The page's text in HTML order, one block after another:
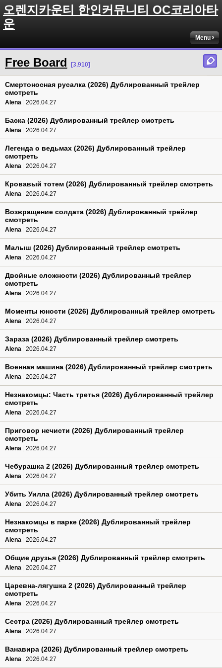
오렌지카운티 한인커뮤니티 OC코리아타
운
Menu
Free Board [3,910]
Смертоносная русалка (2026) Дублированный трейлер
смотреть
Alena 2026.04.27
Баска (2026) Дублированный трейлер смотреть
Alena 2026.04.27
Легенда о ведьмах (2026) Дублированный трейлер
смотреть
Alena 2026.04.27
Кровавый тотем (2026) Дублированный трейлер смотреть
Alena 2026.04.27
Возвращение солдата (2026) Дублированный трейлер
смотреть
Alena 2026.04.27
Малыш (2026) Дублированный трейлер смотреть
Alena 2026.04.27
Двойные сложности (2026) Дублированный трейлер
смотреть
Alena 2026.04.27
Моменты юности (2026) Дублированный трейлер смотреть
Alena 2026.04.27
Зараза (2026) Дублированный трейлер смотреть
Alena 2026.04.27
Военная машина (2026) Дублированный трейлер смотреть
Alena 2026.04.27
Незнакомцы: Часть третья (2026) Дублированный трейлер
смотреть
Alena 2026.04.27
Приговор нечисти (2026) Дублированный трейлер
смотреть
Alena 2026.04.27
Чебурашка 2 (2026) Дублированный трейлер смотреть
Alena 2026.04.27
Убить Уилла (2026) Дублированный трейлер смотреть
Alena 2026.04.27
Незнакомцы в парке (2026) Дублированный трейлер
смотреть
Alena 2026.04.27
Общие друзья (2026) Дублированный трейлер смотреть
Alena 2026.04.27
Царевна-лягушка 2 (2026) Дублированный трейлер
смотреть
Alena 2026.04.27
Сестра (2026) Дублированный трейлер смотреть
Alena 2026.04.27
Ванавира (2026) Дублированный трейлер смотреть
Alena 2026.04.27